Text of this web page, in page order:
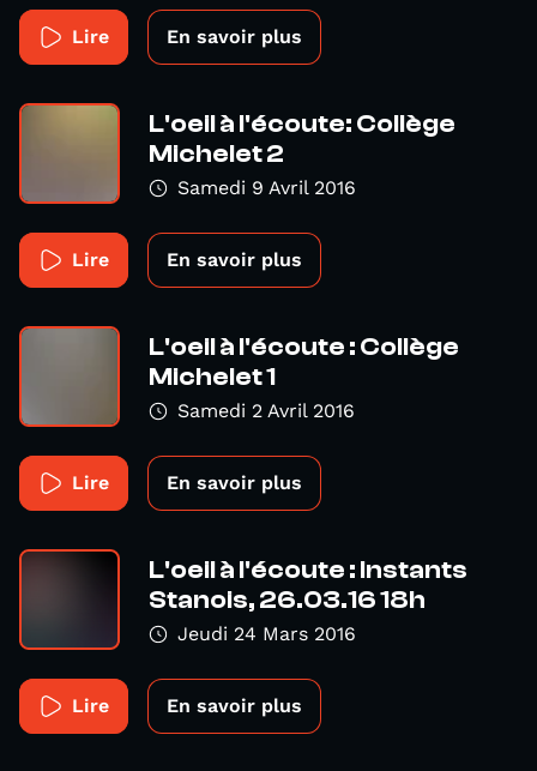
Lire En savoir plus
L'oeil à l'écoute: Collège
Michelet 2
Samedi 9 Avril 2016
Lire En savoir plus
L'oeil à l'écoute : Collège
Michelet 1
Samedi 2 Avril 2016
Lire En savoir plus
L'oeil à l'écoute : Instants
Stanois, 26.03.16 18h
Jeudi 24 Mars 2016
Lire En savoir plus